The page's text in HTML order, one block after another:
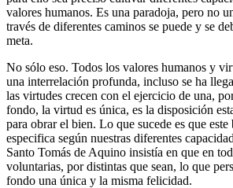
valores humanos. Es una paradoja, pero no
través de diferentes caminos se puede y se
meta.
No sólo eso. Todos los valores humanos y
una interrelación profunda, incluso se ha
las virtudes crecen con el ejercicio de una,
fondo, la virtud es única, es la disposición
para obrar el bien. Lo que sucede es que
especifica según nuestras diferentes
Santo Tomás de Aquino insistía en que en
voluntarias, por distintas que sean, lo que
fondo una única y la misma felicidad.